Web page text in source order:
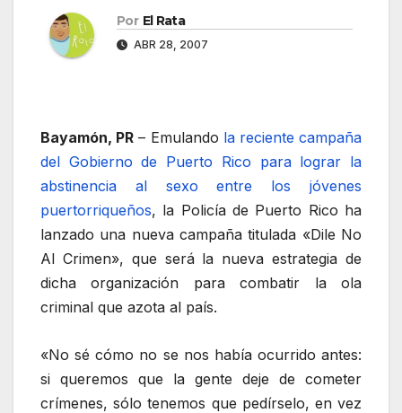
Por El Rata
ABR 28, 2007
Bayamón, PR – Emulando la reciente campaña
del Gobierno de Puerto Rico para lograr la
abstinencia al sexo entre los jóvenes
puertorriqueños, la Policía de Puerto Rico ha
lanzado una nueva campaña titulada «Dile No
Al Crimen», que será la nueva estrategia de
dicha organización para combatir la ola
criminal que azota al país.
«No sé cómo no se nos había ocurrido antes:
si queremos que la gente deje de cometer
crímenes, sólo tenemos que pedírselo, en vez